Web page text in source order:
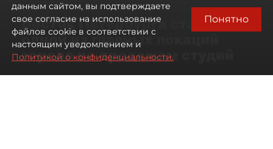
Восток Петербурга стал
одной из главных локаций
города по продажам студий
данным сайтом, вы подтверждаете
свое согласие на использование
файлов cookie в соответствии с
настоящим уведомлением и
Политикой о конфиденциальности.
Понятно